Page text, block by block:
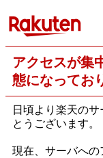
アクセスが集
態になってお
日頃より楽天の
とうございます。
現在、サーバへ